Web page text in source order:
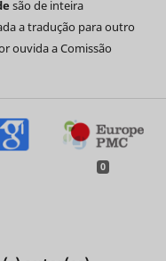
são de inteira
a tradução para outro
ouvida a Comissão
0